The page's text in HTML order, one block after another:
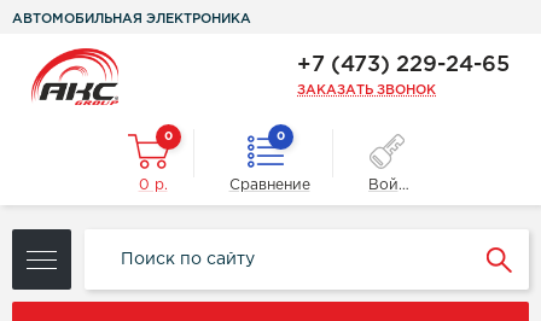
АВТОМОБИЛЬНАЯ ЭЛЕКТРОНИКА
+7 (473) 229-24-65
ЗАКАЗАТЬ ЗВОНОК
0
0 р.
0
Сравнение Войти